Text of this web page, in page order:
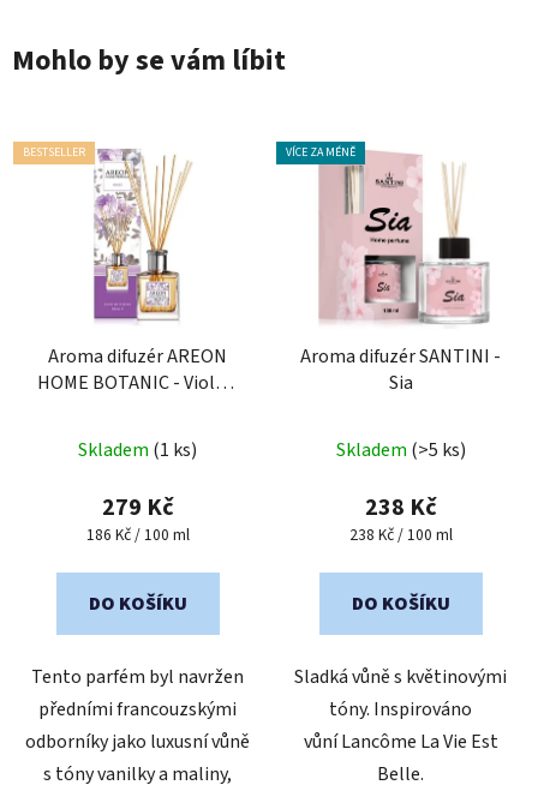
Mohlo by se vám líbit
BESTSELLER
Aroma difuzér AREON
HOME BOTANIC - Violet,
Skladem (1 ks)
279 Kč
Měrná
186 Kč / 100 ml
DO KOŠÍKU
Tento parfém byl navržen
předními francouzskými
odborníky jako luxusní vůně
s tóny vanilky a maliny,
VÍCE ZA MÉNĚ
Aroma difuzér SANTINI -
Sia
hodnocení
produktu
je
z
Skladem (>5 ks)
238 Kč
Měrná
238 Kč / 100 ml
DO KOŠÍKU
Sladká vůně s květinovými
tóny. Inspirováno
vůní Lancôme La Vie Est
Belle.